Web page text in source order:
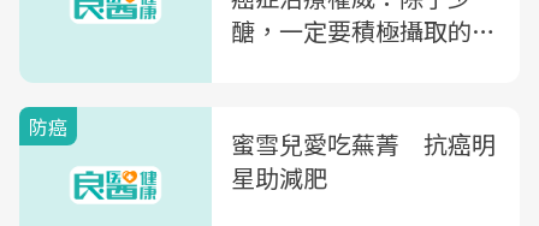
醣，一定要積極攝取的6
防癌
蜜雪兒愛吃蕪菁 抗癌明
星助減肥